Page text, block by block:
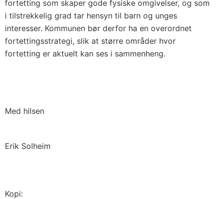
fortetting som skaper gode fysiske omgivelser, og som
i tilstrekkelig grad tar hensyn til barn og unges
interesser. Kommunen bør derfor ha en overordnet
fortettingsstrategi, slik at større områder hvor
fortetting er aktuelt kan ses i sammenheng.
Med hilsen
Erik Solheim
Kopi: